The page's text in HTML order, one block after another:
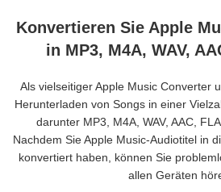
Konvertieren Sie Apple
in MP3, M4A, WAV,
Als vielseitiger Apple Music Converter
Herunterladen von Songs in einer
darunter MP3, M4A, WAV, AAC,
Nachdem Sie Apple Music-Audiotitel in
konvertiert haben, können Sie
allen Geräten